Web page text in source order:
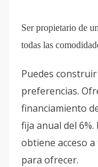
Ser propietario de
todas las
Puedes
preferencias.
financiamiento
fija anual del
obtiene acceso
para ofrecer.